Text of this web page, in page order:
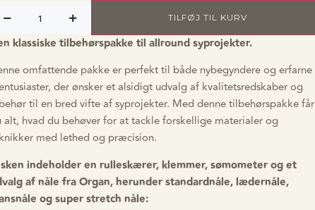
TILFØJ TIL KURV
klassiske tilbehørspakke til allround syprojekter.
omfattende pakke er perfekt til både nybegyndere og erfarne
der ønsker et alsidigt udvalg af kvalitetsredskaber og
til en bred vifte af syprojekter. Med denne tilbehørspakke får
alt, hvad du behøver for at tackle forskellige materialer og
med lethed og præcision.
indeholder en rulleskærer, klemmer, sømometer og et
af nåle fra Organ, herunder standardnåle, lædernåle,
og super stretch nåle: